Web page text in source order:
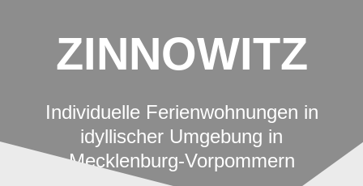
ZINNOWITZ
Individuelle Ferienwohnungen in
idyllischer Umgebung in
Mecklenburg-Vorpommern